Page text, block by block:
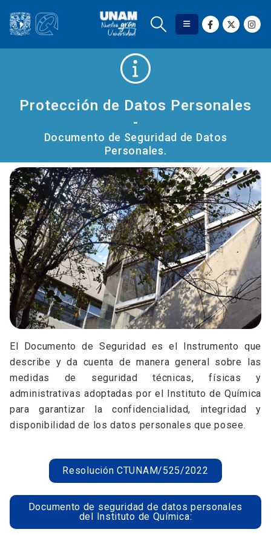
Protección de Datos Personales
-
Documento de Seguridad de Datos
Personales.
El Documento de Seguridad es el Instrumento que
describe y da cuenta de manera general sobre las
medidas de seguridad técnicas, físicas y
administrativas adoptadas por el Instituto de Química
para garantizar la confidencialidad, integridad y
disponibilidad de los datos personales que posee.
Resolución CTUNAM/525/2022
Documento de seguridad de datos personales
del Instituto de Química: